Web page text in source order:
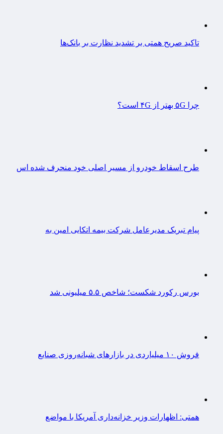
تاکید صریح همتی بر تشدید نظارت بر بانک‌ها
چرا ۵G بهتر از ۴G است؟
طرح اسقاط خودرو از مسیر اصلی خود منحرف شده اس
پیام تبریک مدیرعامل شرکت بیمه اتکایی امین به
بورس رکورد شکست؛ شاخص ۵.۵ میلیونی شد
فروش ۱۰ میلیاردی در بازارهای شبانه‌روزی صنایع
همتی: اظهارات وزیر خزانه‌داری آمریکا با مواضع